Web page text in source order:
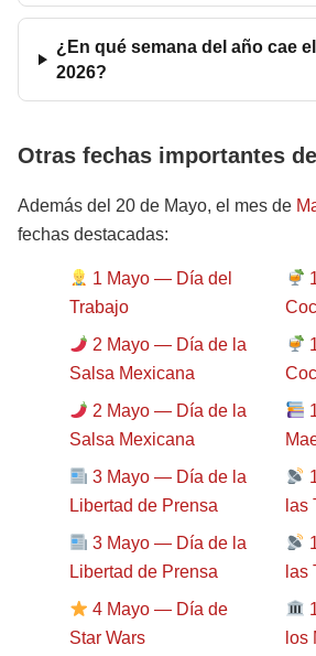
¿En qué semana del año cae
2026?
Otras fechas importantes
Además del 20 de Mayo, el mes de
fechas destacadas:
1 Mayo — Día del
Trabajo
2 Mayo — Día de la
Salsa Mexicana
2 Mayo — Día de la
Salsa Mexicana
3 Mayo — Día de la
Libertad de Prensa
3 Mayo — Día de la
Libertad de Prensa
4 Mayo — Día de
Star Wars
las
las
los